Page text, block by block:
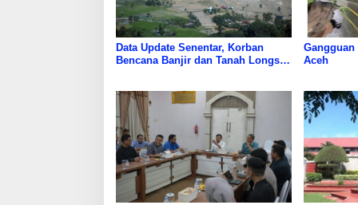
Data Update Senentar, Korban
Bencana Banjir dan Tanah Longsor
Aceh